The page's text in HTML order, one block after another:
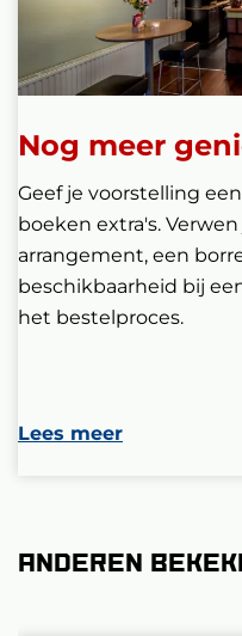
Nog meer
Geef je voorstelling
boeken extra's.
arrangement, een
beschikbaarheid bij
het bestelproces.
Lees meer
Anderen